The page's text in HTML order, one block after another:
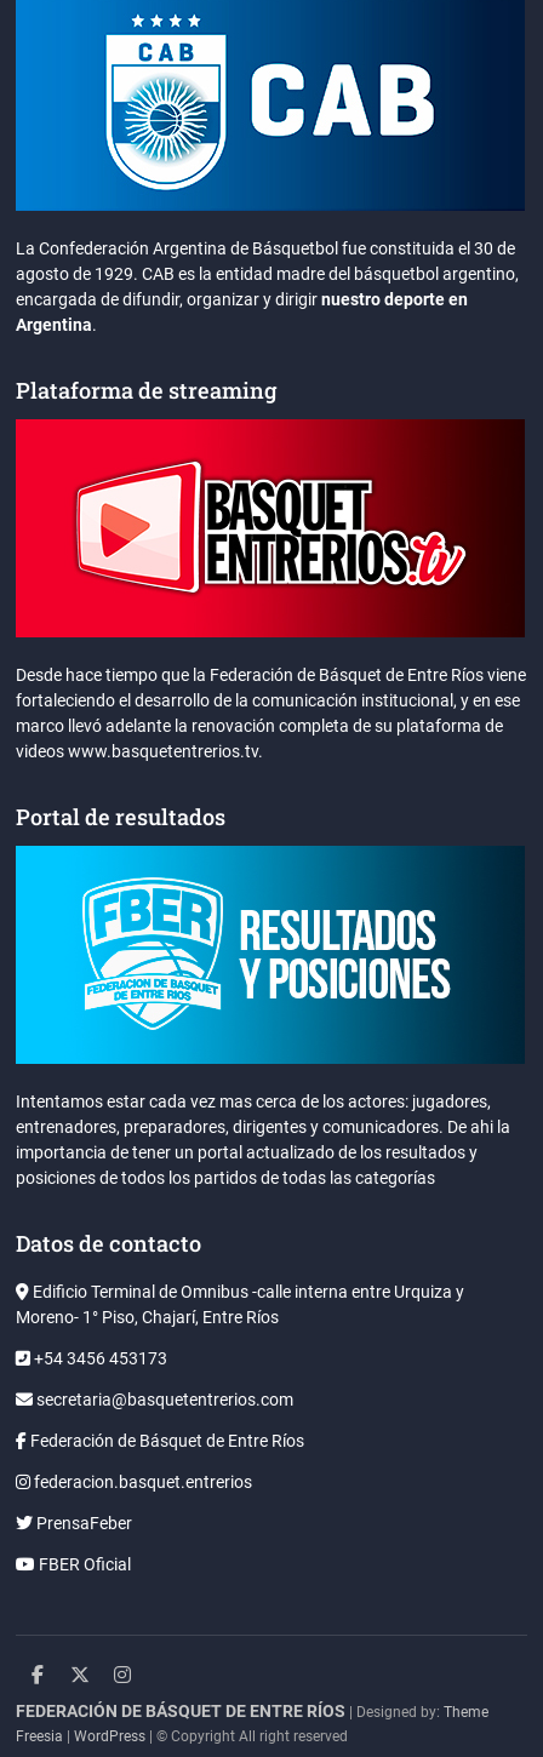
La Confederación Argentina de Básquetbol fue constituida el 30 de
agosto de 1929. CAB es la entidad madre del básquetbol argentino,
encargada de difundir, organizar y dirigirnuestro deporte en
Argentina.
Plataforma de streaming
Desde hace tiempo que la Federación de Básquet de Entre Ríos viene
fortaleciendo el desarrollo de la comunicación institucional, y en ese
marco llevó adelante la renovación completa de su plataforma de
videos www.basquetentrerios.tv.
Portal de resultados
Intentamos estar cada vez mas cerca de los actores: jugadores,
entrenadores, preparadores, dirigentes y comunicadores. De ahi la
importancia de tener un portal actualizado de los resultados y
posiciones de todos los partidos de todas las categorías
Datos de contacto
Edificio Terminal de Omnibus -calle interna entre Urquiza y
Moreno- 1° Piso, Chajarí, Entre Ríos
+54 3456 453173
secretaria@basquetentrerios.com
Federación de Básquet de Entre Ríos
federacion.basquet.entrerios
PrensaFeber
FBER Oficial
facebook
twitterinstagram
FEDERACIÓN DE BÁSQUET DE ENTRE RÍOS
| Designed by:Theme
Freesia
|WordPress | © Copyright All right reserved